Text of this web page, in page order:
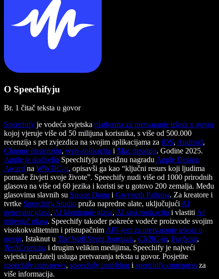
O Speechifyju
Br. 1 čitač teksta u govor
Speechify je vodeća svjetska platforma za pretvaranje teksta u govor
kojoj vjeruje više od 50 milijuna korisnika, s više od 500.000
recenzija s pet zvjezdica na svojim aplikacijama za iOS, Android,
Chrome ekstenziju, web-aplikaciju i Mac desktop. Godine 2025.
Apple je dodijelio Speechifyju prestižnu nagraduApple Design
Award na WWDC-u, opisavši ga kao “ključni resurs koji ljudima
pomaže živjeti svoje živote”. Speechify nudi više od 1000 prirodnih
glasova na više od 60 jezika i koristi se u gotovo 200 zemalja. Među
glasovima slavnih su Snoop Dogg i Gwyneth Paltrow. Za kreatore i
tvrtke Speechify Studio pruža napredne alate, uključujućiAI
generator glasa, AI kloniranje glasa, AI sinkronizaciju i vlastitiAI
mijenjač glasa. Speechify također pokreće vodeće proizvode svojim
visokokvalitetnim i pristupačnimAPI-jem za pretvaranje teksta u
govor. Istaknut u The Wall Street Journalu, CNBC-ju, Forbesu,
TechCrunchu i drugim velikim medijima, Speechify je najveći
svjetski pružatelj usluga pretvaranja teksta u govor. Posjetite
speechify.com/news, speechify.com/blog i speechify.com/press za
više informacija.